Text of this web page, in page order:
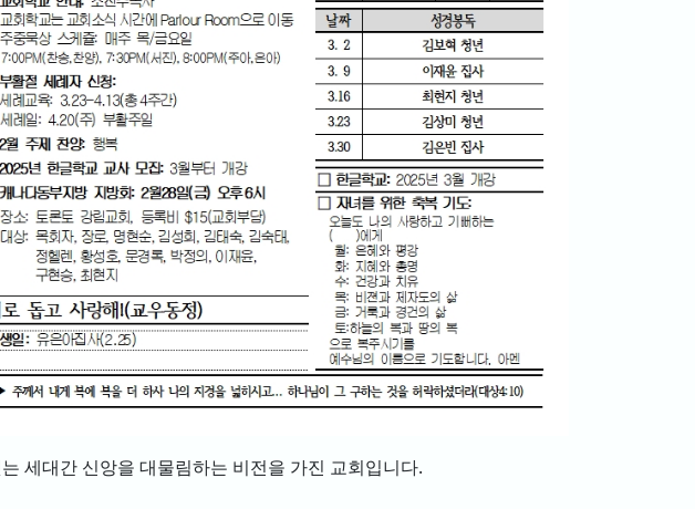
세대간 신앙을 대물림하는 비전을 가진 교회입니다.